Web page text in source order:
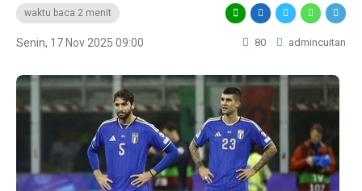
waktu baca 2 menit
Senin, 17 Nov 2025 09:00 80 admincuitan